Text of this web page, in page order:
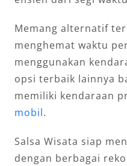
Memang alternatif
menghemat waktu
menggunakan
opsi terbaik lainnya
memiliki kendaraan
mobil.
Salsa Wisata siap
dengan berbagai